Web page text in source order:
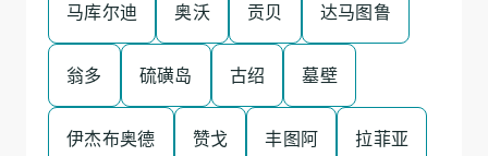
马库尔迪 奥沃 贡贝 达马图鲁
翁多 硫磺岛 古绍 墓壁
伊杰布奥德 赞戈 丰图阿 拉菲亚